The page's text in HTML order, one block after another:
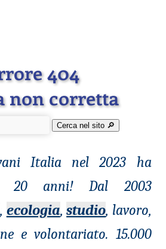
404
non corretta
Cerca nel sito 🔎︎
Italia nel 2023 ha
20 anni! Dal 2003
, ecologia,studio, lavoro,
e volontariato. 15.000